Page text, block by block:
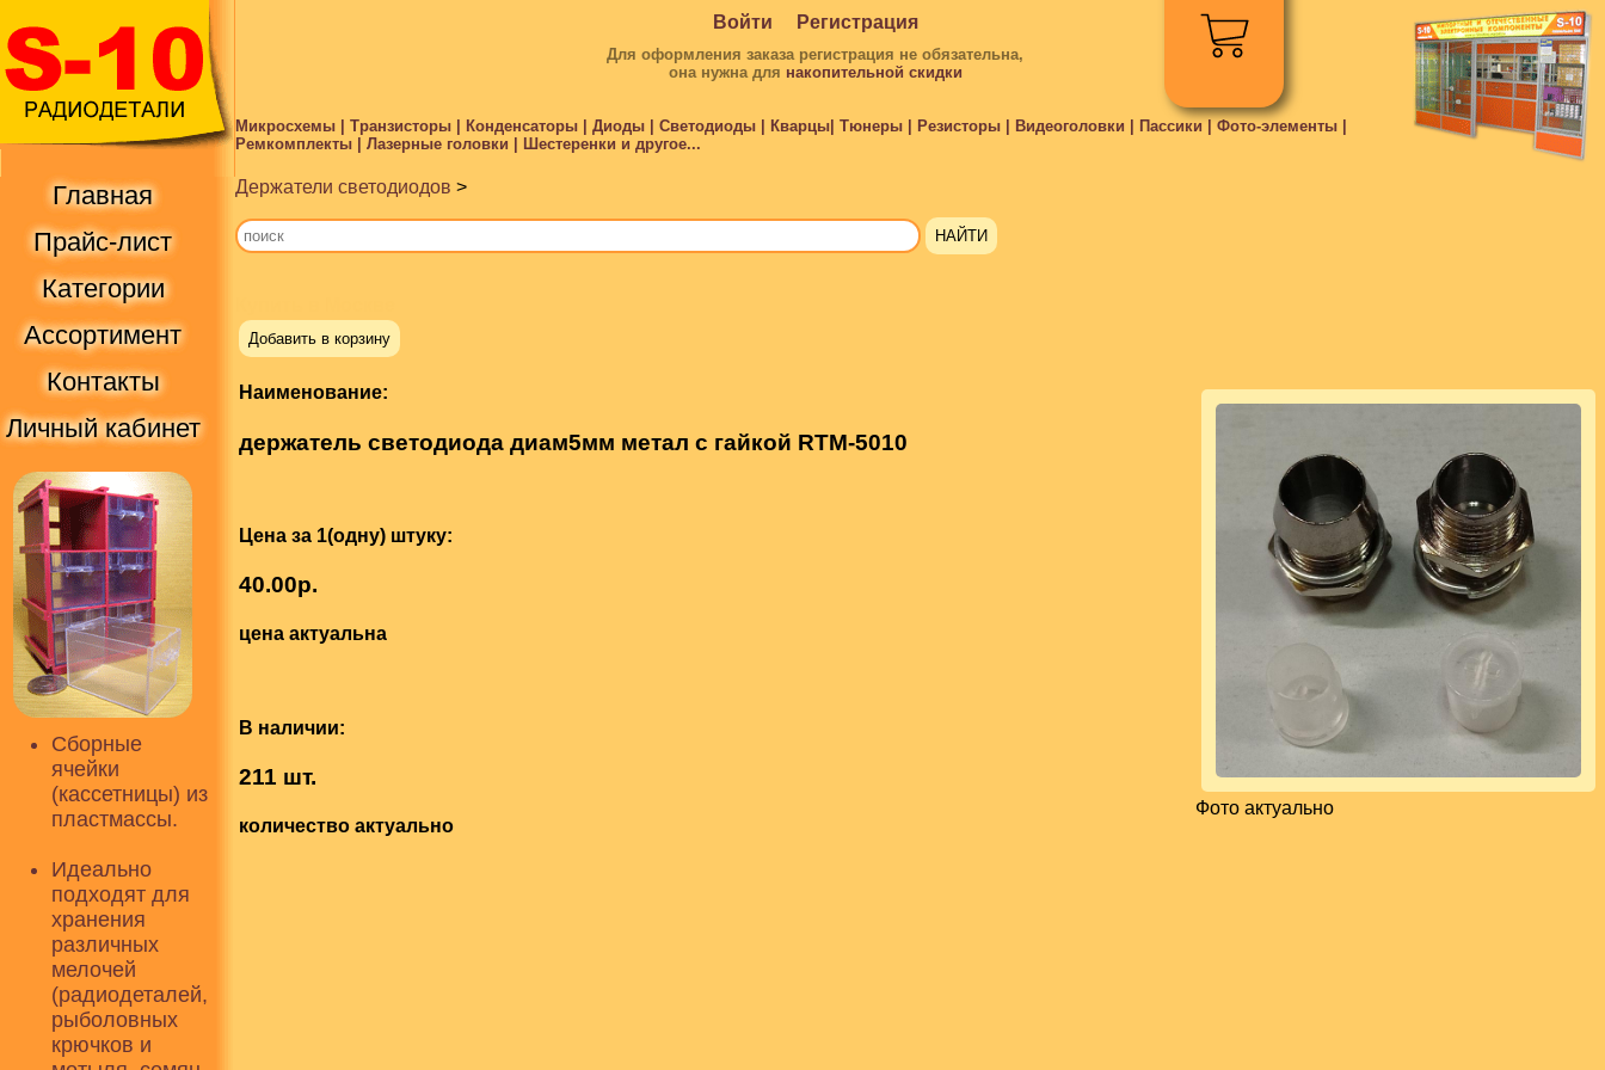
Войти Регистрация
Для оформления заказа регистрация не обязательна,
она нужна для накопительной скидки
Микросхемы | Транзисторы | Конденсаторы | Диоды | Светодиоды | Кварцы| Тюнеры | Резисторы | Видеоголовки | Пассики | Фото-элементы |
Ремкомплекты | Лазерные головки | Шестеренки и другое...
Главная
Прайс-лист
Категории
Ассортимент
Контакты
Личный кабинет
Сборные
ячейки
(кассетницы) из
пластмассы.
Идеально
подходят для
хранения
различных
мелочей
(радиодеталей,
рыболовных
крючков и
Держатели светодиодов >
Добавить в корзину
Наименование:
держатель светодиода диам5мм метал с гайкой RTM-5010
Цена за 1(одну) штуку:
40.00р.
цена актуальна
В наличии:
211 шт.
количество актуально
Фото актуально